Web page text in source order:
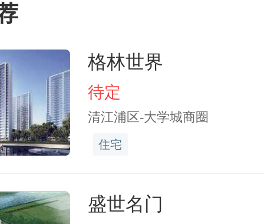
格林世界
待定
清江浦区-大学城商圈
住宅
盛世名门